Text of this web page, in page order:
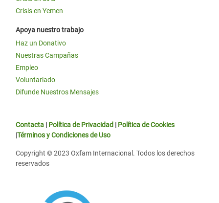
Crisis en Yemen
Apoya nuestro trabajo
Haz un Donativo
Nuestras Campañas
Empleo
Voluntariado
Difunde Nuestros Mensajes
Contacta | Política de Privacidad | Política de Cookies
|Términos y Condiciones de Uso
Copyright © 2023 Oxfam Internacional. Todos los derechos
reservados